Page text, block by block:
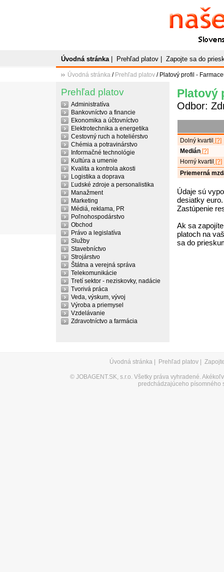
Naše
Slovenský
Úvodná stránka| Prehľad platov Zapojte sa do
Úvodná stránka / Prehľad platov / Platový profil -
Prehľad platov
Administratíva
Bankovníctvo a financie
Ekonomika a účtovníctvo
Elektrotechnika a energetika
Cestovný ruch a hoteliérstvo
Chémia a potravinárstvo
Informačné technológie
Kultúra a umenie
Kvalita a kontrola akosti
Logistika a doprava
Ľudské zdroje a personalistika
Manažment
Marketing
Médiá, reklama, PR
Poľnohospodárstvo
Obchod
Právo a legislatíva
Služby
Stavebníctvo
Strojárstvo
Štátna a verejná správa
Telekomunikácie
Tretí sektor - neziskovky, nadácie
Tvorivá práca
Veda, výskum, vývoj
Výroba a priemysel
Vzdelávanie
Zdravotníctvo a farmácia
Platový
Odbor:
Dolný kvartil
[?]
Medián[?]
Horný kvartil
[?]
Priemerná
Údaje sú
desiatky euro.
Zastúpenie
Ak sa
platoch na
sa do
Úvodná stránka Prehľad platov
© JOBAGENT.SK, s.r.o. Všetky práva vyhradené.
predchádzajúceho písomného